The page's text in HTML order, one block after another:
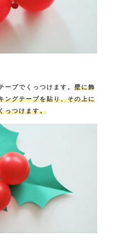
ープでくっつけます。 壁に飾
ングテープを貼り、その上に
っつけます。